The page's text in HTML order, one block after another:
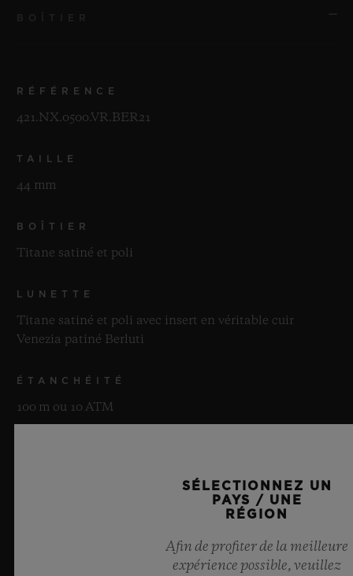
RÉFÉRENCE
421.NX.0500.VR.BER21
TAILLE
44 mm
BOÎTIER
Titane satiné et poli
LUNETTE
Titane satiné et poli avec insert en véritable cuir
Venezia patiné Berluti
ÉTANCHÉITÉ
100 m ou 10 ATM
Verre saphir avec traitement anti-reflets
Véritable cuir Venezia patiné Berluti avec index
estampés et mention « Swiss Made »
SÉLECTIONNEZ UN
PAYS / UNE
RÉGION
Afin de profiter de la meilleure
expérience possible, veuillez